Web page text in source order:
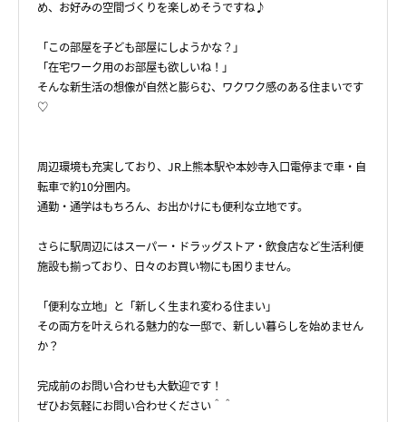
め、お好みの空間づくりを楽しめそうですね♪
「この部屋を子ども部屋にしようかな？」
「在宅ワーク用のお部屋も欲しいね！」
そんな新生活の想像が自然と膨らむ、ワクワク感のある住まいです
♡
周辺環境も充実しており、JR上熊本駅や本妙寺入口電停まで車・自
転車で約10分圏内。
通勤・通学はもちろん、お出かけにも便利な立地です。
さらに駅周辺にはスーパー・ドラッグストア・飲食店など生活利便
施設も揃っており、日々のお買い物にも困りません。
「便利な立地」と「新しく生まれ変わる住まい」
その両方を叶えられる魅力的な一邸で、新しい暮らしを始めません
か？
完成前のお問い合わせも大歓迎です！
ぜひお気軽にお問い合わせください＾＾